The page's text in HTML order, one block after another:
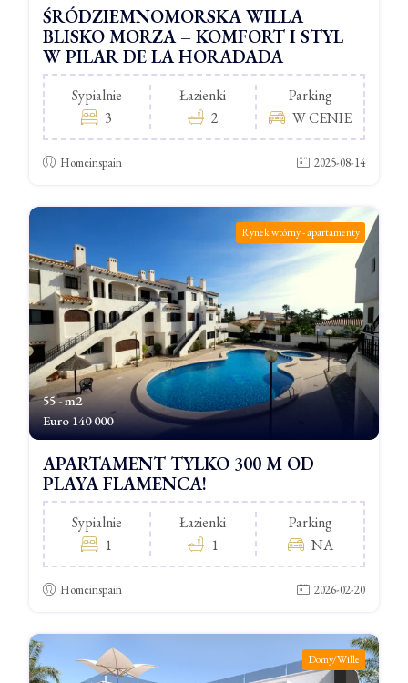
ŚRÓDZIEMNOMORSKA WILLA
BLISKO MORZA – KOMFORT I STYL
W PILAR DE LA HORADADA
Sypialnie
3
Łazienki
2
Parking
W CENIE
Homeinspain 2025-08-14
Rynek wtórny - apartamenty
55 - m2
Euro140 000
APARTAMENT TYLKO 300 M OD
PLAYA FLAMENCA!
Sypialnie
1
Łazienki
1
Parking
NA
Homeinspain 2026-02-20
Domy/Wille